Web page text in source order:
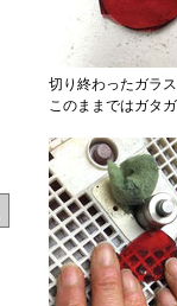
切り終わったガラス
このままではガタ